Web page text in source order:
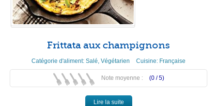
Frittata aux champignons
Catégorie d'aliment: Salé Végétarien Cuisine: Française
Note moyenne : (0 /5)
Lire la suite